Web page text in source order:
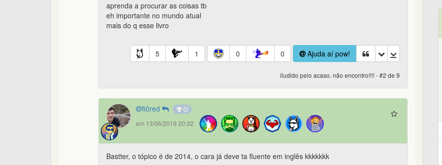
aprenda a procurar as coisas tb
eh importante no mundo atual
mais do q esse livro
5 1 0 0 Ajuda aí pow!
iludido pelo acaso. não encontro!!!! - #2 de 9
fi0red
em 13/06/2019 20:32
Bastter, o tópico é de 2014, o cara já deve ta fluente em inglês kkkkkkk